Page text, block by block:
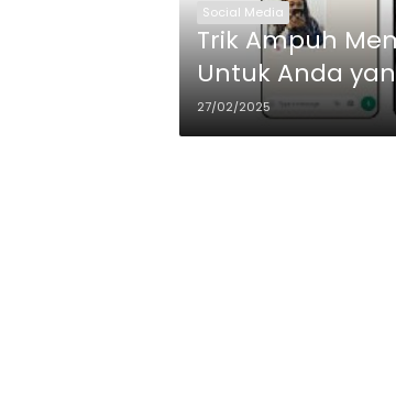
Social Media
Trik Ampuh
Untuk Anda
27/02/2025